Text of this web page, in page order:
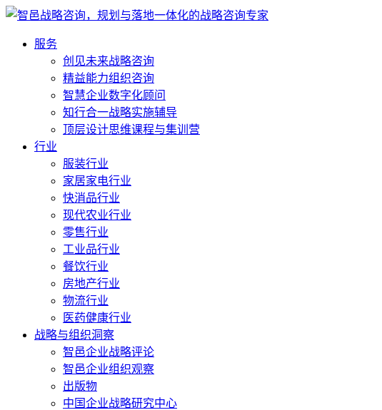
服务
创见未来战略咨询
精益能力组织咨询
智慧企业数字化顾问
知行合一战略实施辅导
顶层设计思维课程与集训营
行业
服装行业
家居家电行业
快消品行业
现代农业行业
零售行业
工业品行业
餐饮行业
房地产行业
物流行业
医药健康行业
战略与组织洞察
智邑企业战略评论
智邑企业组织观察
出版物
中国企业战略研究中心